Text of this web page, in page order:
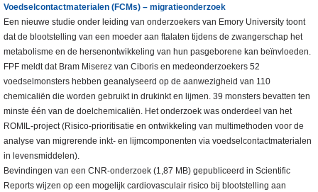
Voedselcontactmaterialen (FCMs) – migratieonderzoek
Een nieuwe studie onder leiding van onderzoekers van Emory University toont
dat de blootstelling van een moeder aan ftalaten tijdens de zwangerschap het
metabolisme en de hersenontwikkeling van hun pasgeborene kan beïnvloeden.
FPF meldt dat Bram Miserez van Ciboris en medeonderzoekers 52
voedselmonsters hebben geanalyseerd op de aanwezigheid van 110
chemicaliën die worden gebruikt in drukinkt en lijmen. 39 monsters bevatten ten
minste één van de doelchemicaliën. Het onderzoek was onderdeel van het
ROMIL-project (Risico-prioritisatie en ontwikkeling van multimethoden voor de
analyse van migrerende inkt- en lijmcomponenten via voedselcontactmaterialen
in levensmiddelen).
Bevindingen van een CNR-onderzoek (1,87 MB) gepubliceerd in Scientific
Reports wijzen op een mogelijk cardiovasculair risico bij blootstelling aan